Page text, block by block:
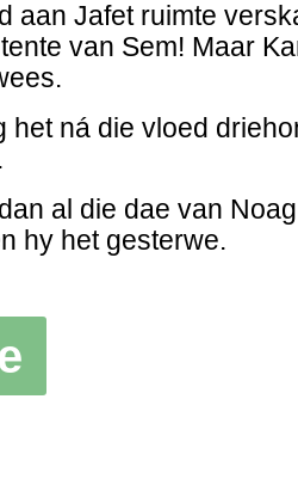
aan Jafet ruimte
van Sem! Maar
het ná die vloed
al die dae van
hy het gesterwe.